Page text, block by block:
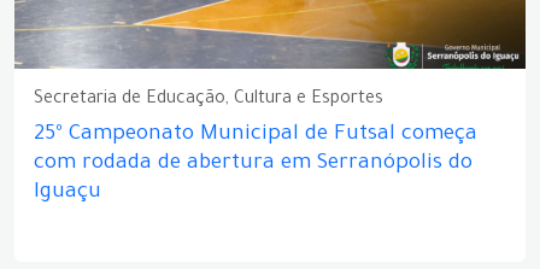
Secretaria de Educação, Cultura e Esportes
25º Campeonato Municipal de Futsal começa
com rodada de abertura em Serranópolis do
Iguaçu